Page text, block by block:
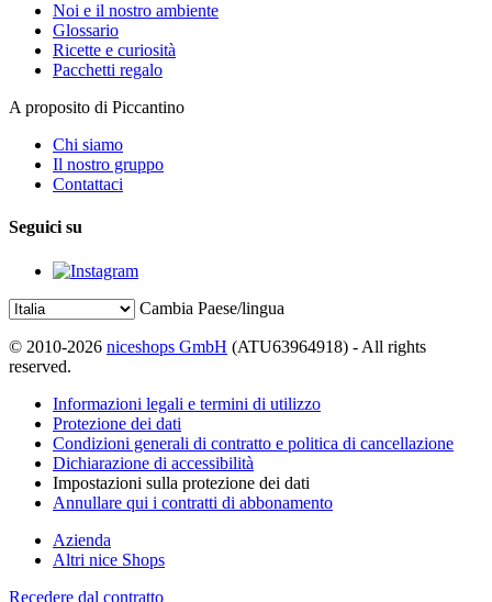
Noi e il nostro ambiente
Glossario
Ricette e curiosità
Pacchetti regalo
A proposito di Piccantino
Chi siamo
Il nostro gruppo
Contattaci
Seguici su
Cambia Paese/lingua
© 2010-2026 niceshops GmbH (ATU63964918) - All rights
reserved.
Informazioni legali e termini di utilizzo
Protezione dei dati
Condizioni generali di contratto e politica di cancellazione
Dichiarazione di accessibilità
Impostazioni sulla protezione dei dati
Annullare qui i contratti di abbonamento
Azienda
Altri nice Shops
Recedere dal contratto